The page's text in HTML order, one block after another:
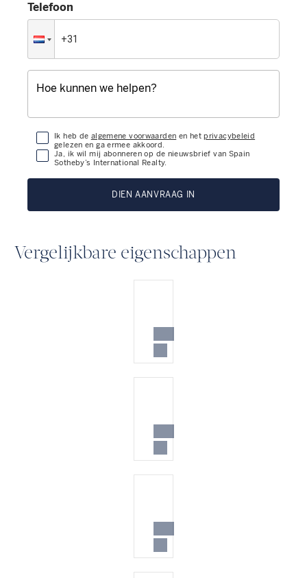
Telefoon
Ik heb de algemene voorwaarden en hetprivacybeleid
gelezen en ga ermee akkoord.
Ja, ik wil mij abonneren op de nieuwsbrief van Spain
Sotheby’s International Realty.
DIEN AANVRAAG IN
Vergelijkbare eigenschappen